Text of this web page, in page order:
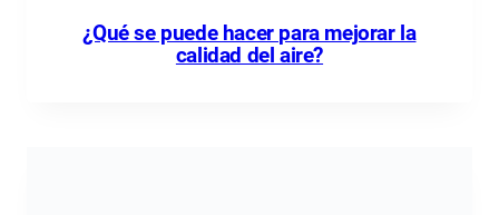
¿Qué se puede hacer para mejorar la
calidad del aire?